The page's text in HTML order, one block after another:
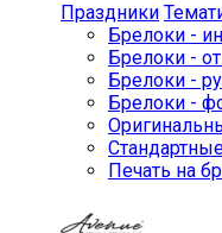
Праздники
Брелоки -
Брелоки -
Брелоки -
Брелоки -
Печать на